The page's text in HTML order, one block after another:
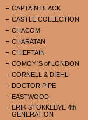
CAPTAIN BLACK
CASTLE COLLECTION
CHACOM
CHARATAN
CHIEFTAIN
COMOY`S of LONDON
CORNELL & DIEHL
DOCTOR PIPE
EASTWOOD
ERIK STOKKEBYE 4th
GENERATION